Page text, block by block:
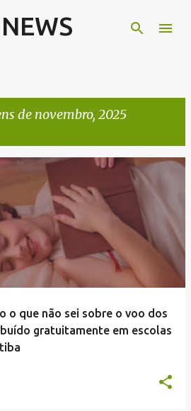
o conteúdo principal
de novembro, 2025
o que não sei sobre o voo dos
gratuitamente em escolas